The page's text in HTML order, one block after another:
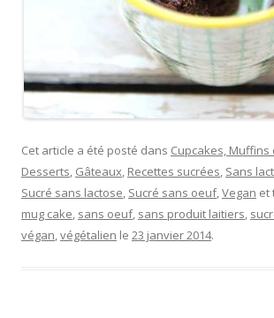
Cet article a été posté dans Cupcakes, Muffins
Desserts, Gâteaux, Recettes sucrées, Sans
Sucré sans lactose, Sucré sans oeuf,Vegan et
mug cake, sans oeuf, sans produit laitiers,
végan,végétalien le 23 janvier 2014.